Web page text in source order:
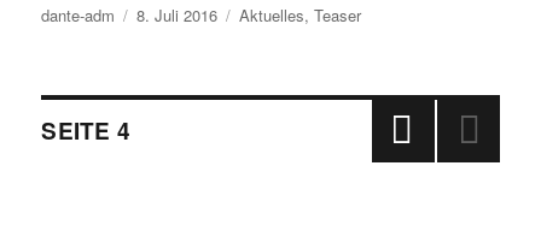
Autor
dante-adm
Veröffentlicht
8. Juli 2016 Kategorien
Aktuelles,Teaser
Beitragsnavigation
SEITE 4